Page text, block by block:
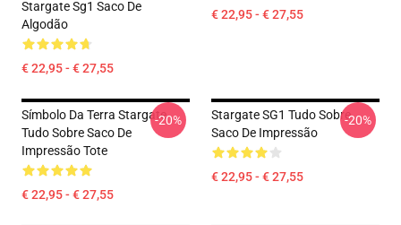
Stargate Sg1 Saco De
Algodão
€ 22,95 - € 27,55
€ 22,95 - € 27,55
Símbolo Da Terra Stargate
Tudo Sobre Saco De
Impressão Tote
€ 22,95 - € 27,55
-20%
Stargate SG1 Tudo Sobre
Saco De Impressão
€ 22,95 - € 27,55
-20%